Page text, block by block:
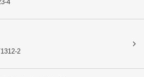
4
2